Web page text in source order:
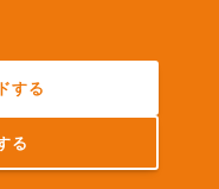
する
る